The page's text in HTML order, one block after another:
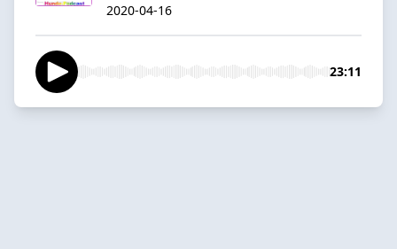
2020-04-16
23:11